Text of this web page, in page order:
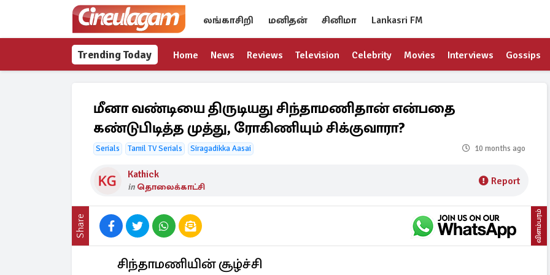
லங்காசிறி மனிதன் சினிமா Lankasri FM
Trending Today Home News Reviews Television Celebrity Movies Interviews Gossips
மீனா வண்டியை திருடியது சிந்தாமணிதான் என்பதை
கண்டுபிடித்த முத்து, ரோகிணியும் சிக்குவாரா?
Serials Tamil TV Serials Siragadikka Aasai 10 months ago
Kathick
in தொலைக்காட்சி Report
Share விளம்பரம்
சிந்தாமணியின் சூழ்ச்சி